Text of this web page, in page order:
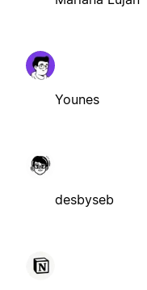
Younes
desbyseb